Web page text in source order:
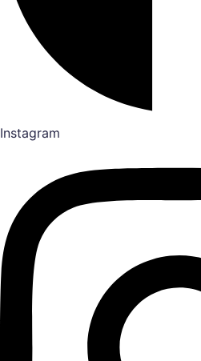
Instagram